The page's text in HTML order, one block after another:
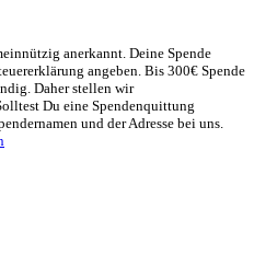
anerkannt. Deine Spende
angeben. Bis 300€ Spende
Daher stellen wir
Du eine Spendenquittung
und der Adresse bei uns.